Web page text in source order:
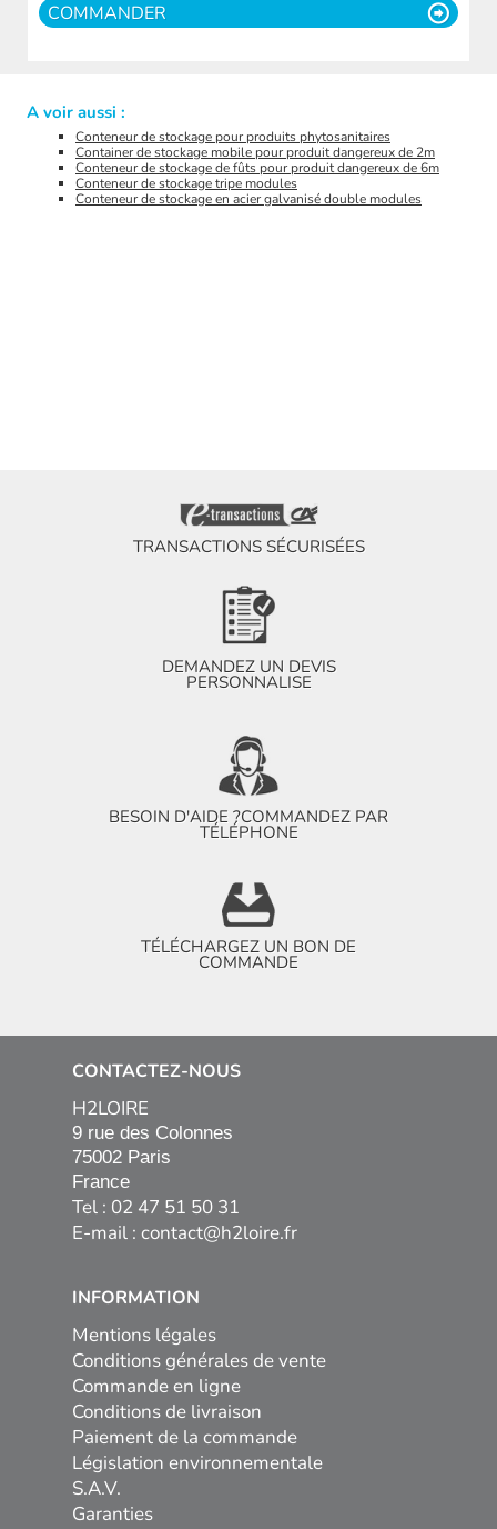
COMMANDER
A voir aussi :
Conteneur de stockage pour produits phytosanitaires
Container de stockage mobile pour produit dangereux de 2m
Conteneur de stockage de fûts pour produit dangereux de 6m
Conteneur de stockage tripe modules
Conteneur de stockage en acier galvanisé double modules
TRANSACTIONS SÉCURISÉES
DEMANDEZ UN DEVIS
PERSONNALISE
BESOIN D'AIDE ?COMMANDEZ PAR
TÉLÉPHONE
TÉLÉCHARGEZ UN BON DE
COMMANDE
CONTACTEZ-NOUS
H2LOIRE
9 rue des Colonnes
75002 Paris
France
Tel : 02 47 51 50 31
E-mail : contact@h2loire.fr
INFORMATION
Mentions légales
Conditions générales de vente
Commande en ligne
Conditions de livraison
Paiement de la commande
Législation environnementale
S.A.V.
Garanties